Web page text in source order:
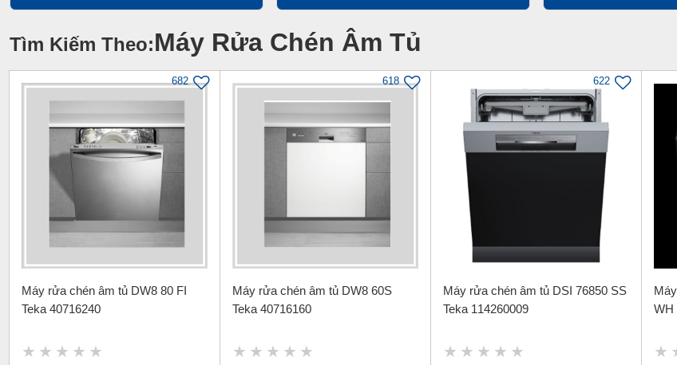
Tìm Kiếm Theo:Máy Rửa Chén Âm Tủ
682
Máy rửa chén âm tủ DW8 80 FI
Teka 40716240
618
Máy rửa chén âm tủ DW8 60S
Teka 40716160
622
Máy rửa chén âm tủ DSI 76850 SS
Teka 114260009
WH